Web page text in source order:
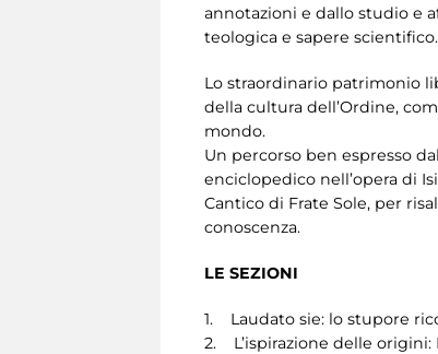
annotazioni e dallo studio e
teologica e sapere scientifico.
Lo straordinario patrimonio
della cultura dell’Ordine,
mondo.
Un percorso ben espresso
enciclopedico nell’opera di
Cantico di Frate Sole, per
conoscenza.
LE SEZIONI
1. Laudato sie: lo stupore
2. L’ispirazione delle origini: